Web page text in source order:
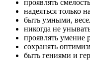
проявлять
надеяться только
быть умными,
никогда не
проявлять умение
сохранять
быть гениями и